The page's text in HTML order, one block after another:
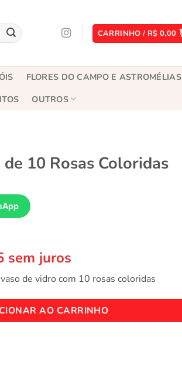
CARRINHO / R$ 0,00
FLORES DO CAMPO E ASTROMÉLIAS
OUTROS
10 Rosas Coloridas
sem juros
de vidro com 10 rosas coloridas
AO CARRINHO